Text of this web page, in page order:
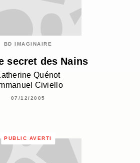
BD IMAGINAIRE
secret des Nains
Quénot
Civiello
07/12/2005
PUBLIC AVERTI